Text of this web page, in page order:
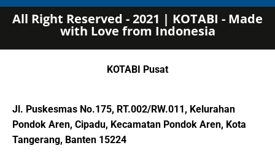
All Right Reserved - 2021 | KOTABI - Made
with Love from Indonesia
KOTABI Pusat
Jl. Puskesmas No.175, RT.002/RW.011, Kelurahan
Pondok Aren, Cipadu, Kecamatan Pondok Aren, Kota
Tangerang, Banten 15224